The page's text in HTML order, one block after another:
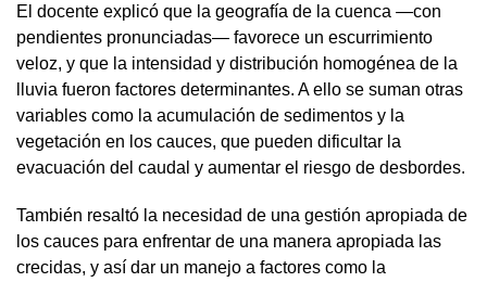
El docente explicó que la geografía de la cuenca —con
pendientes pronunciadas— favorece un escurrimiento
veloz, y que la intensidad y distribución homogénea de la
lluvia fueron factores determinantes. A ello se suman otras
variables como la acumulación de sedimentos y la
vegetación en los cauces, que pueden dificultar la
evacuación del caudal y aumentar el riesgo de desbordes.
También resaltó la necesidad de una gestión apropiada de
los cauces para enfrentar de una manera apropiada las
crecidas, y así dar un manejo a factores como la